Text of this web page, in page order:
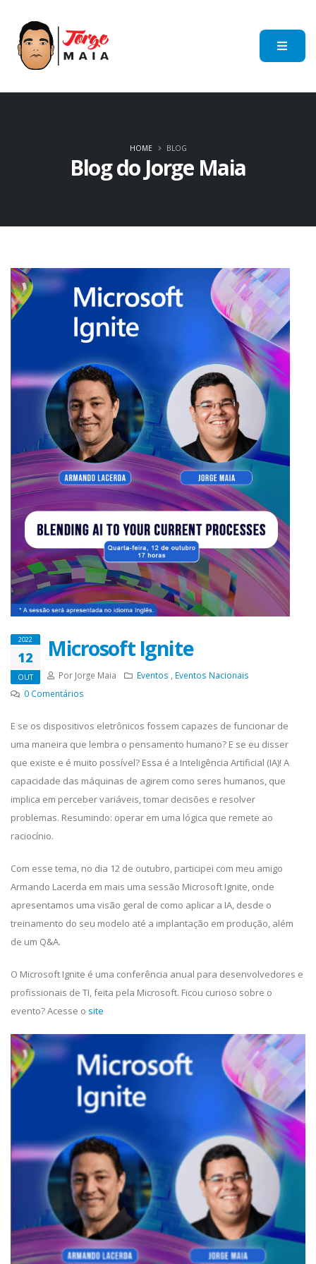
Blog do Jorge Maia
HOME BLOG
2022
12
OUT
Microsoft Ignite
Por Jorge Maia Eventos
Eventos Nacionais
0 Comentários
E se os dispositivos eletrônicos fossem capazes de funcionar de
uma maneira que lembra o pensamento humano? E se eu disser
que existe e é muito possível? Essa é a Inteligência Artificial (IA)! A
capacidade das máquinas de agirem como seres humanos, que
implica em perceber variáveis, tomar decisões e resolver
problemas. Resumindo: operar em uma lógica que remete ao
raciocínio.
Com esse tema, no dia 12 de outubro, participei com meu amigo
Armando Lacerda em mais uma sessão Microsoft Ignite, onde
apresentamos uma visão geral de como aplicar a IA, desde o
treinamento do seu modelo até a implantação em produção, além
de um Q&A.
O Microsoft Ignite é uma conferência anual para desenvolvedores e
profissionais de TI, feita pela Microsoft. Ficou curioso sobre o
evento? Acesse o site